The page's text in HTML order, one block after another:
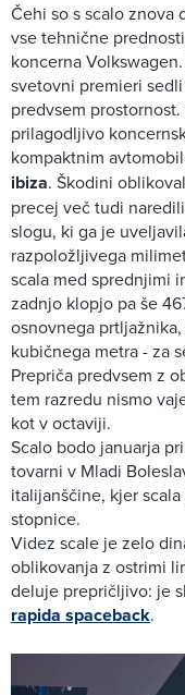
Čehi so s scalo znova
vse tehnične
koncerna
svetovni premieri
predvsem
prilagodljivo
kompaktnim
ibiza. Škodini
precej več tudi
slogu, ki ga je
razpoložljivega
scala med sprednjimi
zadnjo klopjo pa še
osnovnega
kubičnega metra - za
Prepriča predvsem z
tem razredu nismo
kot v octaviji.
Scalo bodo januarja
tovarni v Mladi
italijanščine, kjer
stopnice.
Videz scale je zelo
oblikovanja z ostrimi
deluje prepričljivo: je
rapida spaceback.